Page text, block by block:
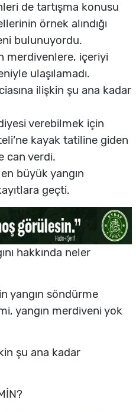
de tartışma konusu
örnek alındığı
bulunuyordu.
merdivenlere, içeriyi
ulaşılamadı.
ilişkin şu ana kadar
verebilmek için
kayak tatiline giden
can verdi.
büyük yangın
geçti.
hakkında neler
yangın söndürme
yangın merdiveni yok
şu ana kadar